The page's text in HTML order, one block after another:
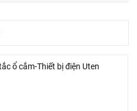
ổ cắm-Thiết bị điện Uten